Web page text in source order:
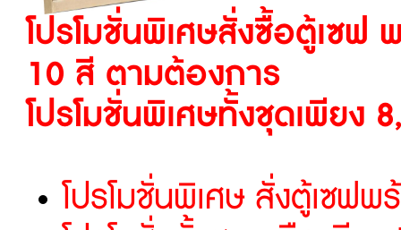
โปรโมชั่นพิเศษสั่งซื้อตู้เซ
10 สี ตามต้องการ
โปรโมชั่นพิเศษทั้งชุดเพียง
โปรโมชั่นพิเศษ สั่งตู้เซ